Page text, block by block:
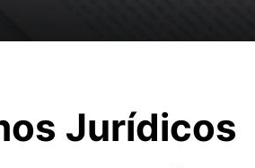
Jurídicos